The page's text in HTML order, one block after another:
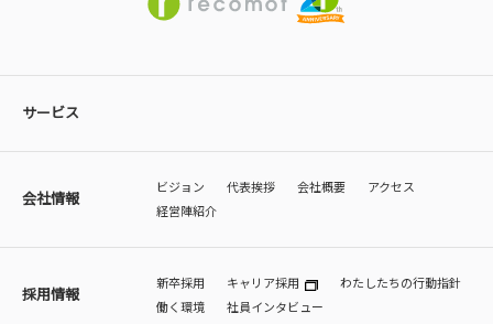
サービス
会社情報
ビジョン 代表挨拶 会社概要
アクセス
経営陣紹介
採用情報
新卒採用 キャリア採用
わたしたちの行動指針
働く環境
社員インタビュー